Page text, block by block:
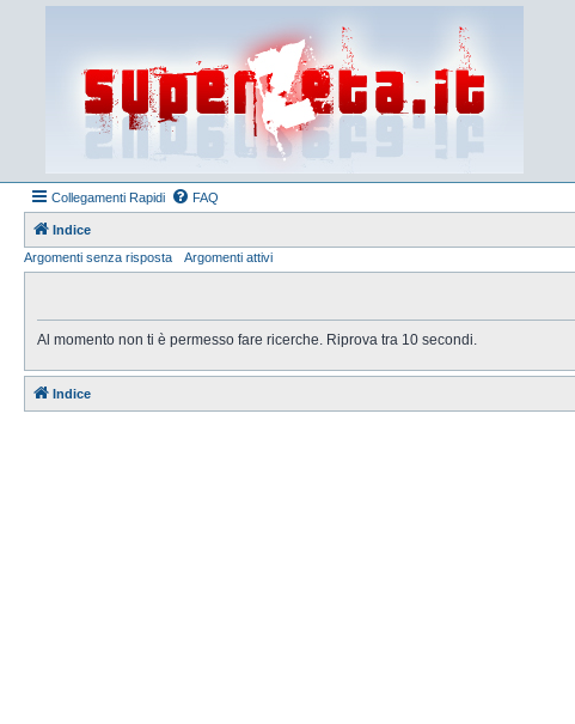
Collegamenti Rapidi FAQ
Indice
Argomenti senza risposta
Argomenti attivi
Al momento non ti è permesso fare ricerche. Riprova tra 10 secondi.
Indice